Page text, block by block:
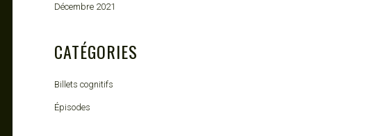
Décembre 2021
CATÉGORIES
Billets cognitifs
Épisodes